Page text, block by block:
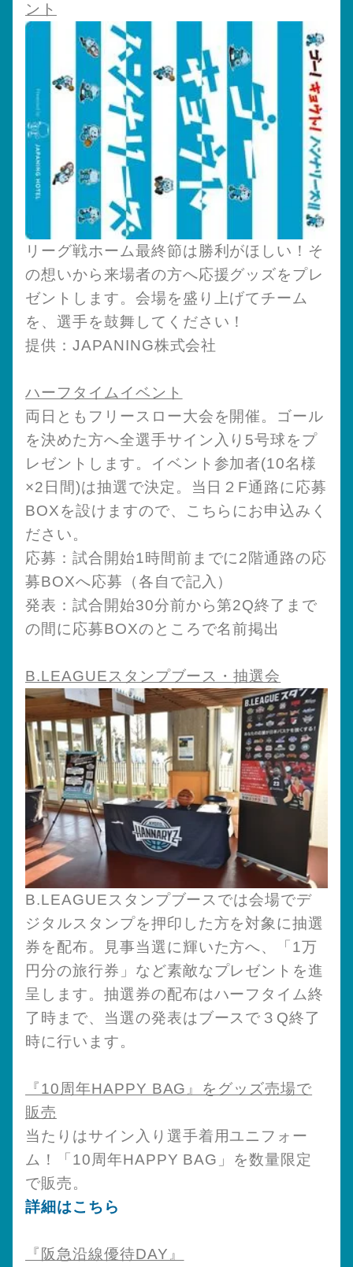
ント
リーグ戦ホーム最終節は勝利がほしい！そ
の想いから来場者の方へ応援グッズをプレ
ゼントします。会場を盛り上げてチーム
を、選手を鼓舞してください！
提供：JAPANING株式会社
ハーフタイムイベント
両日ともフリースロー大会を開催。ゴール
を決めた方へ全選手サイン入り5号球をプ
レゼントします。イベント参加者(10名様
×2日間)は抽選で決定。当日２F通路に応募
BOXを設けますので、こちらにお申込みく
ださい。
応募：試合開始1時間前までに2階通路の応
募BOXへ応募（各自で記入）
発表：試合開始30分前から第2Q終了まで
の間に応募BOXのところで名前掲出
B.LEAGUEスタンプブース・抽選会
B.LEAGUEスタンプブースでは会場でデ
ジタルスタンプを押印した方を対象に抽選
券を配布。見事当選に輝いた方へ、「1万
円分の旅行券」など素敵なプレゼントを進
呈します。抽選券の配布はハーフタイム終
了時まで、当選の発表はブースで３Q終了
時に行います。
『10周年HAPPY BAG』をグッズ売場で
販売
当たりはサイン入り選手着用ユニフォー
ム！「10周年HAPPY BAG」を数量限定
で販売。
詳細はこちら
『阪急沿線優待DAY』